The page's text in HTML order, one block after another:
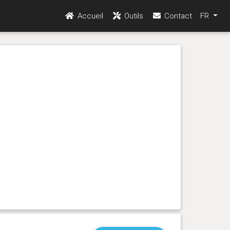
Accueil Outils Contact FR